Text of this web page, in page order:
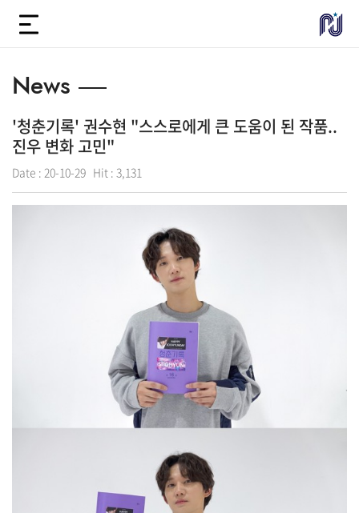
News
'청춘기록' 권수현 "스스로에게 큰 도움이 된 작품..
진우 변화 고민"
Date : 20-10-29 Hit : 3,131